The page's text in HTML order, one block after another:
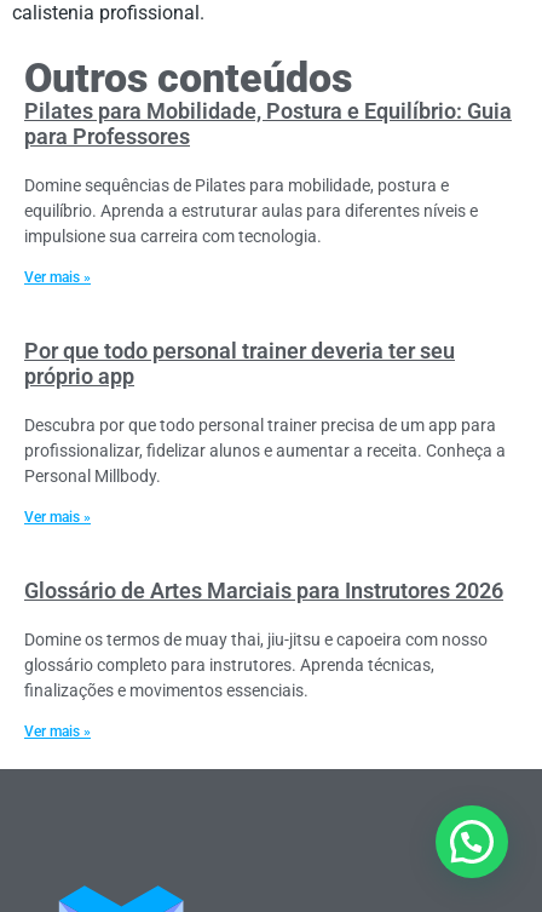
calistenia profissional.
Outros conteúdos
Pilates para Mobilidade, Postura e Equilíbrio: Guia
para Professores
Domine sequências de Pilates para mobilidade, postura e
equilíbrio. Aprenda a estruturar aulas para diferentes níveis e
impulsione sua carreira com tecnologia.
Ver mais »
Por que todo personal trainer deveria ter seu
próprio app
Descubra por que todo personal trainer precisa de um app para
profissionalizar, fidelizar alunos e aumentar a receita. Conheça a
Personal Millbody.
Ver mais »
Glossário de Artes Marciais para Instrutores 2026
Domine os termos de muay thai, jiu-jitsu e capoeira com nosso
glossário completo para instrutores. Aprenda técnicas,
finalizações e movimentos essenciais.
Ver mais »